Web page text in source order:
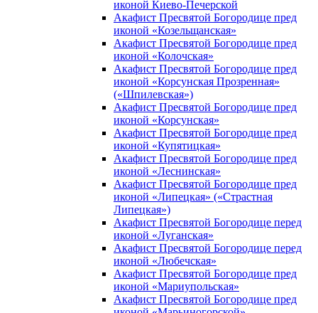
иконой Киево-Печерской
Акафист Пресвятой Богородице пред
иконой «Козельщанская»
Акафист Пресвятой Богородице пред
иконой «Колочская»
Акафист Пресвятой Богородице пред
иконой «Корсунская Прозренная»
(«Шпилевская»)
Акафист Пресвятой Богородице пред
иконой «Корсунская»
Акафист Пресвятой Богородице пред
иконой «Купятицкая»
Акафист Пресвятой Богородице пред
иконой «Леснинская»
Акафист Пресвятой Богородице пред
иконой «Липецкая» («Страстная
Липецкая»)
Акафист Пресвятой Богородице перед
иконой «Луганская»
Акафист Пресвятой Богородице перед
иконой «Любечская»
Акафист Пресвятой Богородице пред
иконой «Мариупольская»
Акафист Пресвятой Богородице пред